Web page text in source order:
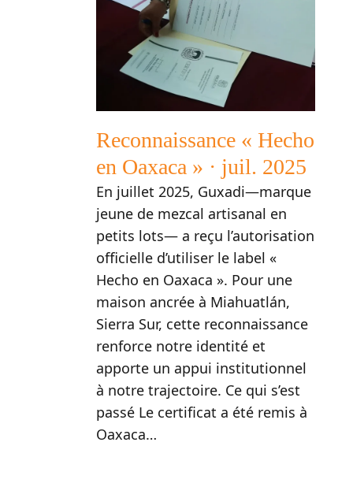
Reconnaissance « Hecho
en Oaxaca » · juil. 2025
En juillet 2025, Guxadi—marque
jeune de mezcal artisanal en
petits lots— a reçu l’autorisation
officielle d’utiliser le label «
Hecho en Oaxaca ». Pour une
maison ancrée à Miahuatlán,
Sierra Sur, cette reconnaissance
renforce notre identité et
apporte un appui institutionnel
à notre trajectoire. Ce qui s’est
passé Le certificat a été remis à
Oaxaca…